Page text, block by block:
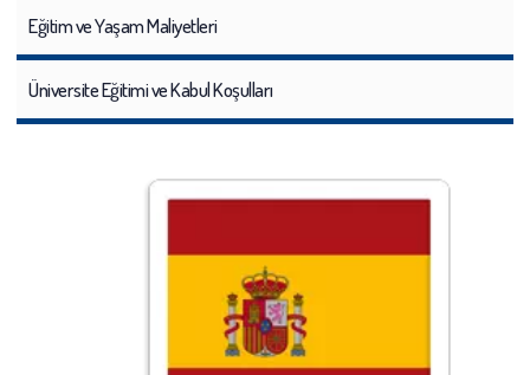
Eğitim ve Yaşam Maliyetleri​
Üniversite Eğitimi ve Kabul Koşulları